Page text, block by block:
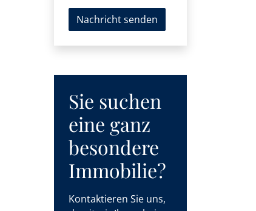
Nachricht senden
Sie suchen
eine ganz
besondere
Immobilie?
Kontaktieren Sie uns,